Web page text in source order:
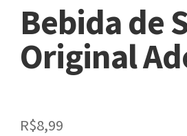
Bebida de
Original
R$8,99